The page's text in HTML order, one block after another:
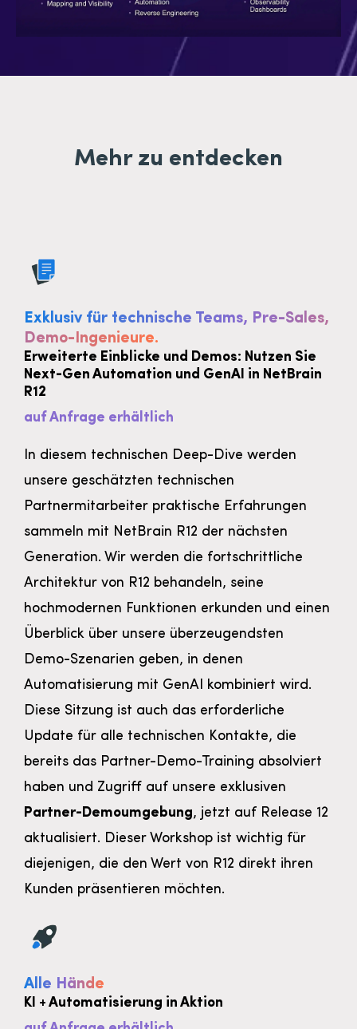
Mehr zu entdecken
Exklusiv für technische Teams, Pre-Sales,
Demo-Ingenieure.
Erweiterte Einblicke und Demos: Nutzen Sie
Next-Gen Automation und GenAI in NetBrain
R12
auf Anfrage erhältlich
In diesem technischen Deep-Dive werden
unsere geschätzten technischen
Partnermitarbeiter praktische Erfahrungen
sammeln mit NetBrain R12 der nächsten
Generation. Wir werden die fortschrittliche
Architektur von R12 behandeln, seine
hochmodernen Funktionen erkunden und einen
Überblick über unsere überzeugendsten
Demo-Szenarien geben, in denen
Automatisierung mit GenAI kombiniert wird.
Diese Sitzung ist auch das erforderliche
Update für alle technischen Kontakte, die
bereits das Partner-Demo-Training absolviert
haben und Zugriff auf unsere exklusiven
Partner-Demoumgebung, jetzt auf Release 12
aktualisiert. Dieser Workshop ist wichtig für
diejenigen, die den Wert von R12 direkt ihren
Kunden präsentieren möchten.
Alle Hände
KI + Automatisierung in Aktion